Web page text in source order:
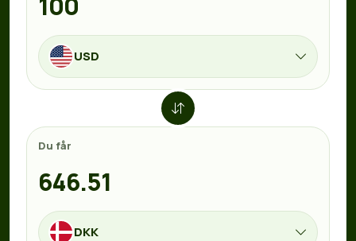
USD
Du får
DKK